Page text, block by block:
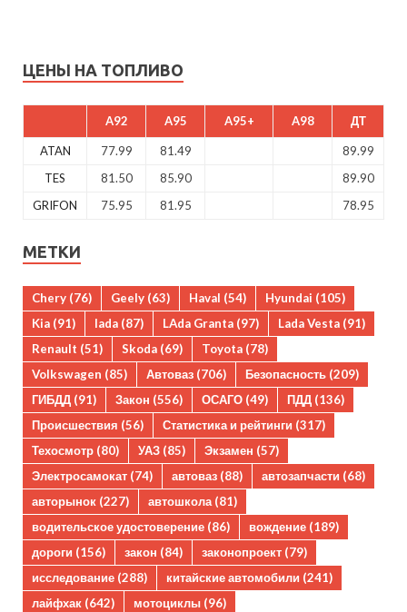
ЦЕНЫ НА ТОПЛИВО
A92 A95 A95+ A98 ДТ
ATAN 77.99 81.49
89.99
TES
81.50 85.90
89.90
GRIFON
75.95 81.95 78.95
МЕТКИ
Chery (76) Geely (63) Haval (54) Hyundai (105)
Kia (91) lada (87) LAda Granta (97) Lada Vesta (91)
Renault (51) Skoda (69) Toyota (78)
Volkswagen (85) Автоваз (706) Безопасность (209)
ГИБДД (91) Закон (556) ОСАГО (49) ПДД (136)
Происшествия (56) Статистика и рейтинги (317)
Техосмотр (80) УАЗ (85) Экзамен (57)
Электросамокат (74) автоваз (88) автозапчасти (68)
авторынок (227) автошкола (81)
водительское удостоверение (86) вождение (189)
дороги (156) закон (84) законопроект (79)
исследование (288) китайские автомобили (241)
лайфхак (642) мотоциклы (96)